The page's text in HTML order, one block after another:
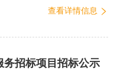
名单、政府采购严重违法
法定代表人或授权委托代理
查看详情信息
务招标项目招标公示